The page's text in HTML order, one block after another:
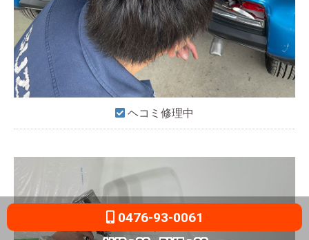
ヘコミ修理中
0476-93-0061